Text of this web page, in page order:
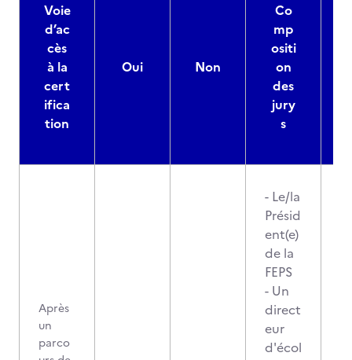
Voie
d’ac
cès
à la
cert
ifica
tion
Oui Non
Co
mp
ositi
on
des
jury
s
Après
un
parco
- Le/la
Présid
ent(e)
de la
FEPS
- Un
direct
eur
d'écol